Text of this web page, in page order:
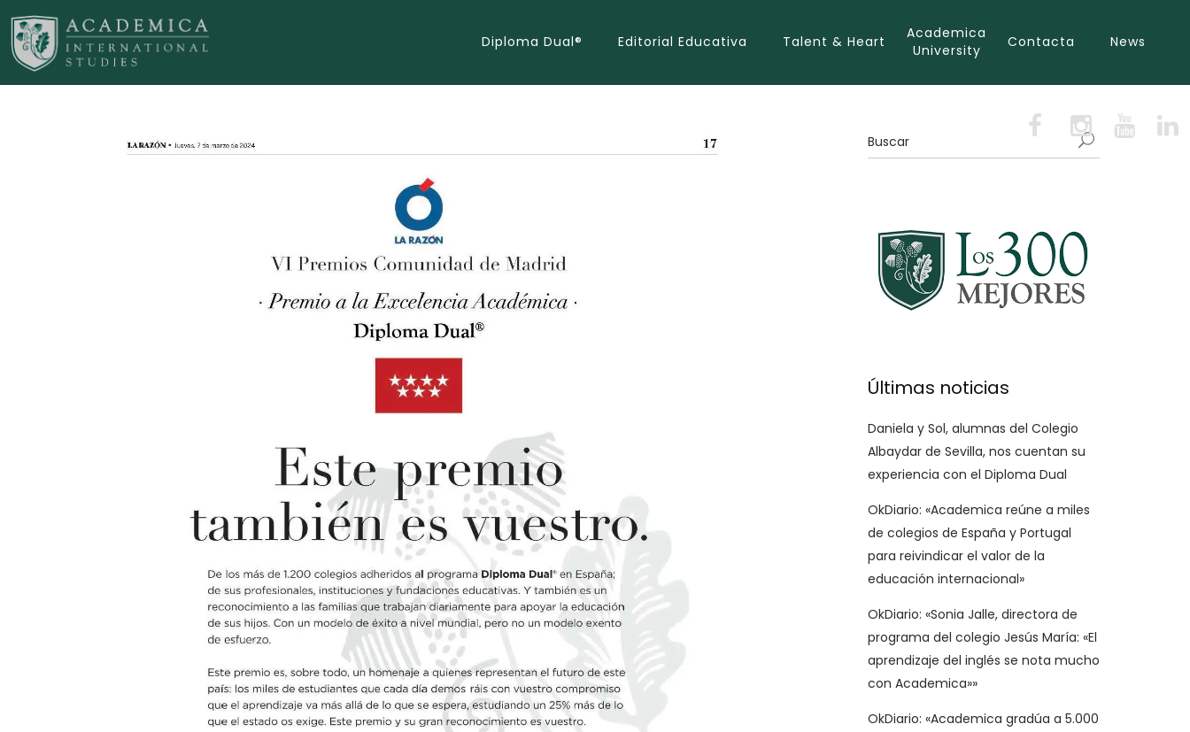
Diploma Dual® Editorial Educativa Talent & Heart
Academica
University
Contacta News
Últimas noticias
Daniela y Sol, alumnas del Colegio
Albaydar de Sevilla, nos cuentan su
experiencia con el Diploma Dual
OkDiario: «Academica reúne a miles
de colegios de España y Portugal
para reivindicar el valor de la
educación internacional»
OkDiario: «Sonia Jalle, directora de
programa del colegio Jesús María: «El
aprendizaje del inglés se nota mucho
con Academica»»
OkDiario: «Academica gradúa a 5.000